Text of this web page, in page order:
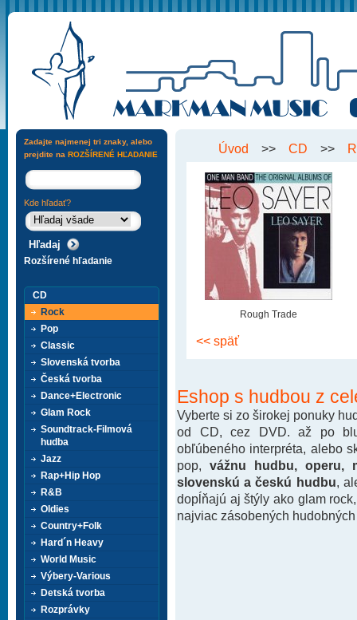
Úvod >> CD >>
Rough Trade
<< späť
Eshop s hudbou z
Vyberte si zo širokej ponuky
od CD, cez DVD. až po
obľúbeného interpréta, alebo
pop, vážnu hudbu, operu,
slovenskú a českú hudbu ,
dopĺňajú aj štýly ako glam
najviac zásobených
Zadajte najmenej tri znaky, alebo
prejdite na ROZŠÍRENÉ HĽADANIE
Kde hľadať?
Rozšírené hľadanie
CD
Rock
Pop
Classic
Slovenská tvorba
Česká tvorba
Dance+Electronic
Glam Rock
Soundtrack-Filmová
hudba
Jazz
Rap+Hip Hop
R&B
Oldies
Country+Folk
Hard´n Heavy
World Music
Výbery-Various
Detská tvorba
Rozprávky